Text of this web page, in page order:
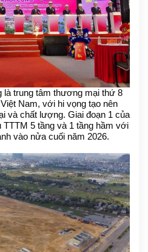
là trung tâm thương mại thứ 8
Nam, với hi vọng tạo nên
và chất lượng. Giai đoạn 1 của
5 tầng và 1 tầng hầm với
vào nửa cuối năm 2026.